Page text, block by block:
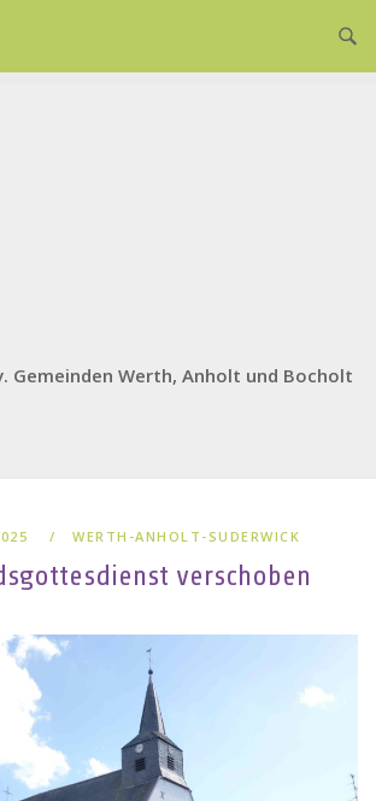
Gemeinden Werth, Anholt und Bocholt
WERTH-ANHOLT-SUDERWICK
verschoben